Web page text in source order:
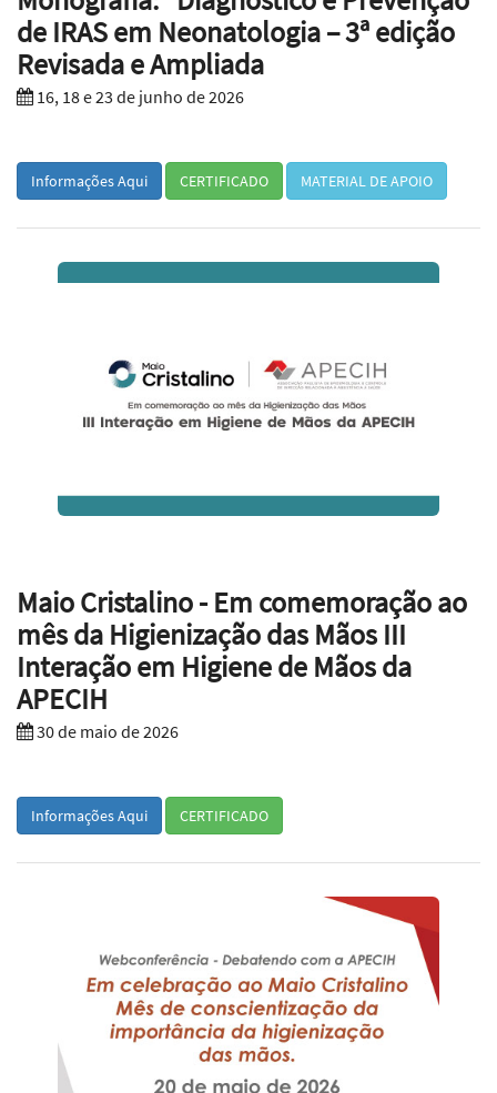
de IRAS em Neonatologia – 3ª edição
Revisada e Ampliada
16, 18 e 23 de junho de 2026
Informações Aqui CERTIFICADO MATERIAL DE APOIO
Maio Cristalino - Em comemoração ao
mês da Higienização das Mãos III
Interação em Higiene de Mãos da
APECIH
30 de maio de 2026
Informações Aqui CERTIFICADO